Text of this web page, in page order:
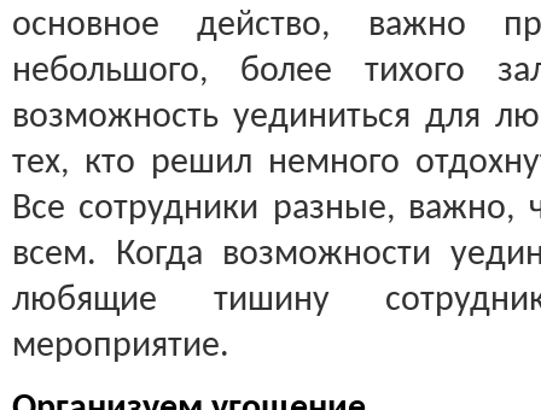
основное действо, важно
небольшого, более тихого
возможность уединиться для
тех, кто решил немного
Все сотрудники разные,
всем. Когда возможности
любящие тишину
мероприятие.